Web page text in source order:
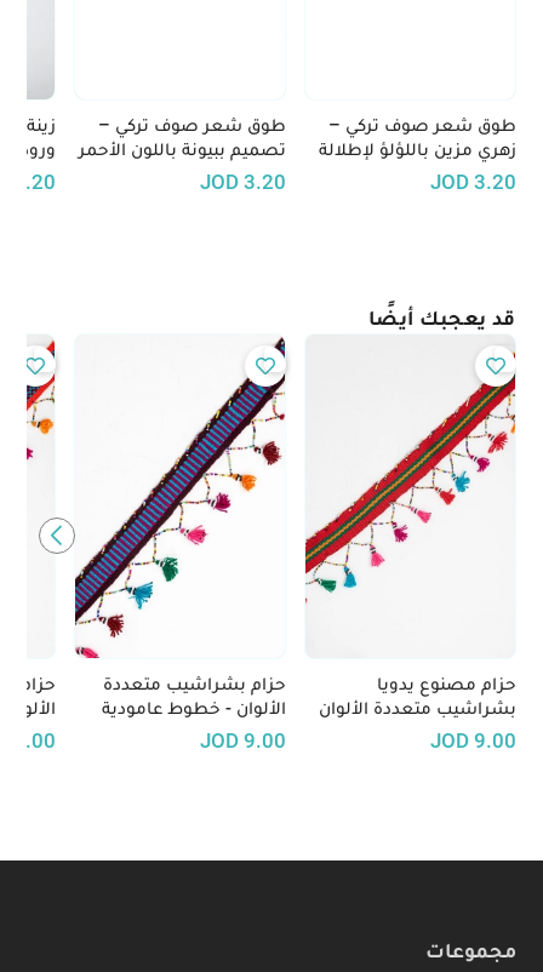
طوق شعر صوف تركي –
زهري مزين باللؤلؤ لإطلالة
أنثوية راقية
3.20
JOD
طوق شعر صوف تركي –
تصميم ببيونة باللون الأحمر
مع لمسات سوداء
3.20
JOD
زينة
ورود
الوبرية
3.20
قد يعجبك أيضًا
حزام مصنوع يدويا
بشراشيب متعددة الألوان
(الأحمر، البرتقالي و الأخضر)
9.00
JOD
حزام بشراشيب متعددة
الألوان - خطوط عامودية
9.00
JOD
حزام
9.00
مجموعات